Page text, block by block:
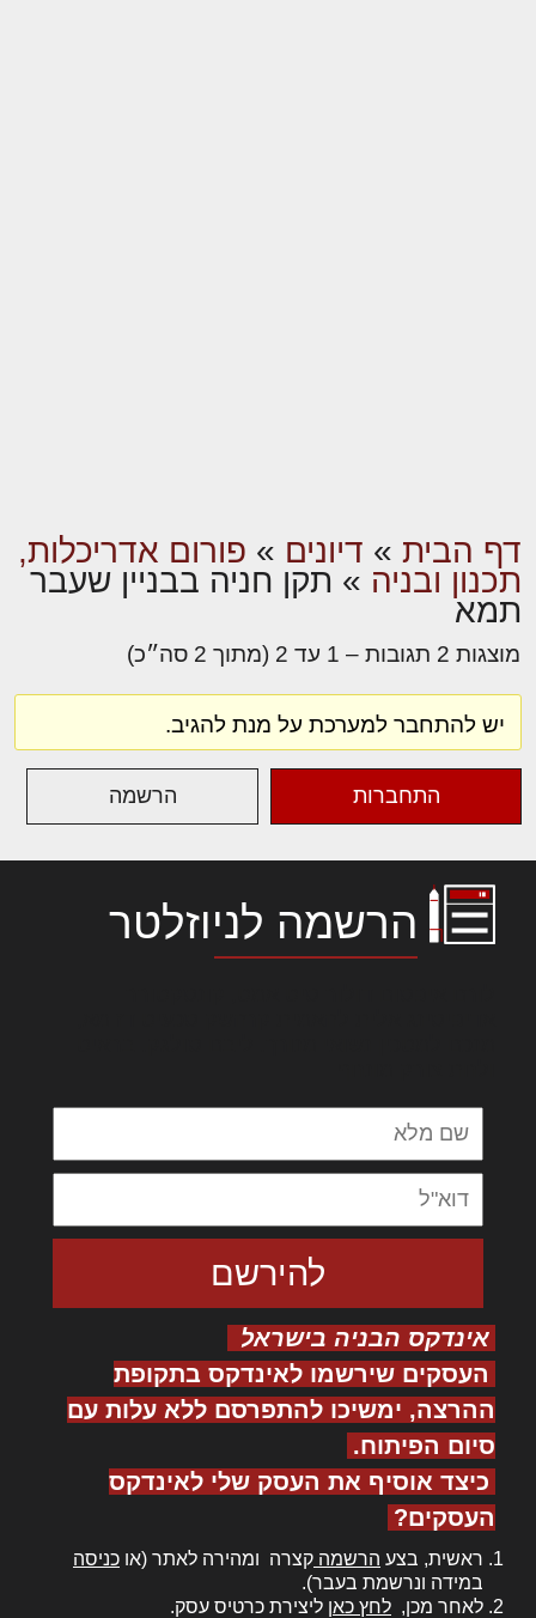
דף הבית » דיונים » פורום אדריכלות,
תכנון ובניה » תקן חניה בבניין שעבר
תמא
מוצגות 2 תגובות – 1 עד 2 (מתוך 2 סה״כ)
יש להתחבר למערכת על מנת להגיב.
התחברות הרשמה
הרשמה לניוזלטר
אינדקס הבניה בישראל
העסקים שירשמו לאינדקס בתקופת
ההרצה, ימשיכו להתפרסם ללא עלות עם
סיום הפיתוח.
כיצד אוסיף את העסק שלי לאינדקס
העסקים?
ראשית, בצע הרשמה קצרה ומהירה לאתר (או כניסה
במידה ונרשמת בעבר).
לאחר מכן, לחץ כאן ליצירת כרטיס עסק.